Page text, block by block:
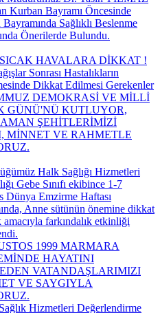
Kurban Bayramı Öncesinde
Sağlıklı Beslenme
Önerilerde Bulundu.
HAVALARA DİKKAT !
Sonrası Hastalıkların
Dikkat Edilmesi Gerekenler
DEMOKRASİ VE MİLLİ
GÜNÜ'NÜ KUTLUYOR,
ŞEHİTLERİMİZİ
MİNNET VE RAHMETLE
Halk Sağlığı Hizmetleri
Gebe Sınıfı ekibince 1-7
Dünya Emzirme Haftası
Anne sütünün önemine dikkat
amacıyla farkındalık etkinliği
1999 MARMARA
HAYATINI
VATANDAŞLARIMIZI
VE SAYGIYLA
Hizmetleri Değerlendirme